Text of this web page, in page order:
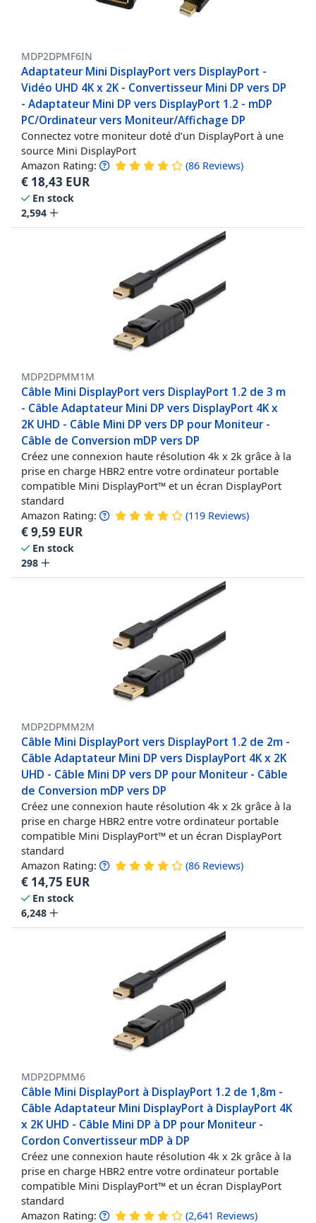
MDP2DPMF6IN
Adaptateur Mini DisplayPort vers DisplayPort -
Vidéo UHD 4K x 2K - Convertisseur Mini DP vers DP
- Adaptateur Mini DP vers DisplayPort 1.2 - mDP
PC/Ordinateur vers Moniteur/Affichage DP
Connectez votre moniteur doté d’un DisplayPort à une
source Mini DisplayPort
Amazon Rating: (86 Reviews)
€ 18,43 EUR
En stock
2,594
MDP2DPMM1M
Câble Mini DisplayPort vers DisplayPort 1.2 de 3 m
- Câble Adaptateur Mini DP vers DisplayPort 4K x
2K UHD - Câble Mini DP vers DP pour Moniteur -
Câble de Conversion mDP vers DP
Créez une connexion haute résolution 4k x 2k grâce à la
prise en charge HBR2 entre votre ordinateur portable
compatible Mini DisplayPort™ et un écran DisplayPort
standard
Amazon Rating: (119 Reviews)
€9,59 EUR
En stock
298
MDP2DPMM2M
Câble Mini DisplayPort vers DisplayPort 1.2 de 2m -
Câble Adaptateur Mini DP vers DisplayPort 4K x 2K
UHD - Câble Mini DP vers DP pour Moniteur - Câble
de Conversion mDP vers DP
Créez une connexion haute résolution 4k x 2k grâce à la
prise en charge HBR2 entre votre ordinateur portable
compatible Mini DisplayPort™ et un écran DisplayPort
standard
Amazon Rating: (86 Reviews)
€ 14,75 EUR
En stock
6,248
MDP2DPMM6
Câble Mini DisplayPort à DisplayPort 1.2 de 1,8m -
Câble Adaptateur Mini DisplayPort à DisplayPort 4K
x 2K UHD - Câble Mini DP à DP pour Moniteur -
Cordon Convertisseur mDP à DP
Créez une connexion haute résolution 4k x 2k grâce à la
prise en charge HBR2 entre votre ordinateur portable
compatible Mini DisplayPort™ et un écran DisplayPort
standard
Amazon Rating: (2,641 Reviews)